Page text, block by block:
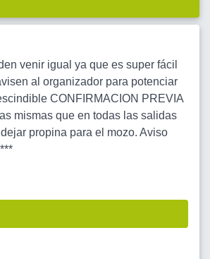
venir igual ya que es super fácil
al organizador para potenciar
CONFIRMACION PREVIA
mismas que en todas las salidas
propina para el mozo. Aviso